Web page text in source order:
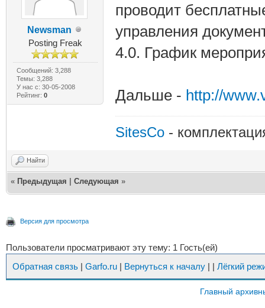
Newsman
Posting Freak
Сообщений: 3,288
Темы: 3,288
У нас с: 30-05-2008
Рейтинг: 0
проводит
управления
4.0. График
Дальше - http://
SitesCo-
Найти
« Предыдущая Следующая »
Версия для просмотра
Пользователи просматривают эту тему: 1 Гость(ей)
Обратная связь | Garfo.ru | Вернуться к началу | | Лёгкий
Главный